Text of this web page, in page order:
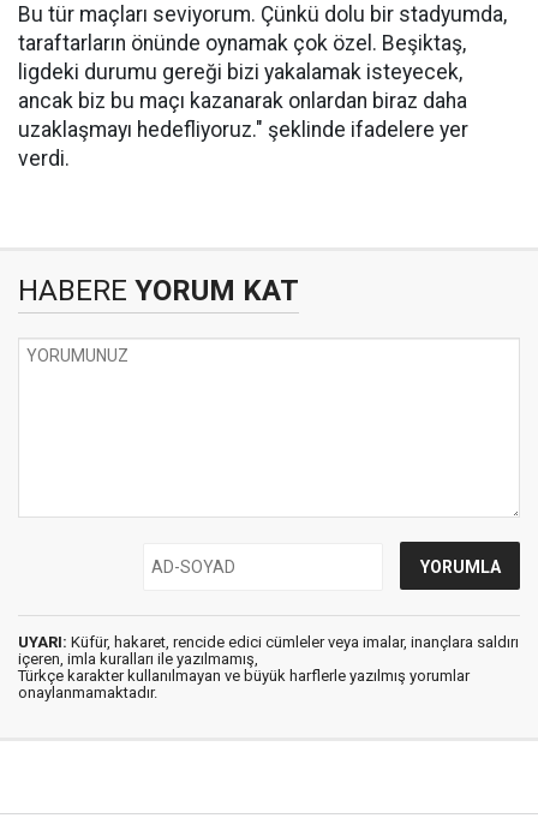
Bu tür maçları seviyorum. Çünkü dolu bir stadyumda,
taraftarların önünde oynamak çok özel. Beşiktaş,
ligdeki durumu gereği bizi yakalamak isteyecek,
ancak biz bu maçı kazanarak onlardan biraz daha
uzaklaşmayı hedefliyoruz." şeklinde ifadelere yer
verdi.
HABERE YORUM KAT
UYARI: Küfür, hakaret, rencide edici cümleler veya imalar, inançlara saldırı
içeren, imla kuralları ile yazılmamış,
Türkçe karakter kullanılmayan ve büyük harflerle yazılmış yorumlar
onaylanmamaktadır.